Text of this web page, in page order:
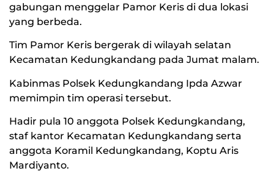
gabungan menggelar Pamor Keris di dua lokasi
yang berbeda.
Tim Pamor Keris bergerak di wilayah selatan
Kecamatan Kedungkandang pada Jumat malam.
Kabinmas Polsek Kedungkandang Ipda Azwar
memimpin tim operasi tersebut.
Hadir pula 10 anggota Polsek Kedungkandang,
staf kantor Kecamatan Kedungkandang serta
anggota Koramil Kedungkandang, Koptu Aris
Mardiyanto.